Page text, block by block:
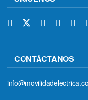
CONTÁCTANOS